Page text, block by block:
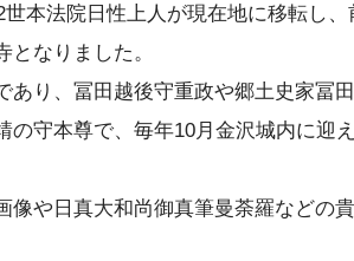
本法院日性上人が現在地に移転し
なりました。
あり、冨田越後守重政や郷土史家冨
の守本尊で、毎年10月金沢城内に迎
像や日真大和尚御真筆曼荼羅などの